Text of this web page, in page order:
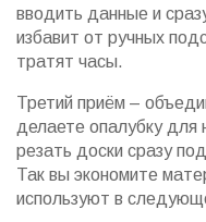
вводить данные и
избавит от ручных
тратят часы.
Третий приём –
делаете опалубку для
резать доски сразу
Так вы экономите
используют в